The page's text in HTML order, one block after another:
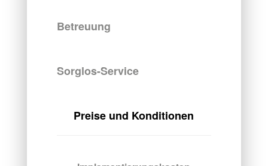
Betreuung
Sorglos-Service
Preise und Konditionen